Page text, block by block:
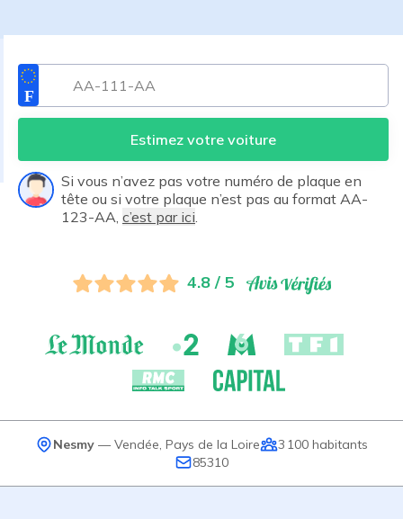
Estimez votre voiture
Si vous n’avez pas votre numéro de plaque en
tête ou si votre plaque n’est pas au format AA-
123-AA, c’est par ici
4.8 / 5
Nesmy — Vendée Pays de la Loire 3 100 habitants
85310